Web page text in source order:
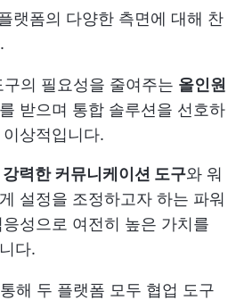
랫폼의 다양한 측면에 대해 찬
구의 필요성을 줄여주는 올인원
받으며 통합 솔루션을 선호하
상적입니다.
강력한 커뮤니케이션 도구와 워
설정을 조정하고자 하는 파워
성으로 여전히 높은 가치를
다.
해 두 플랫폼 모두 협업 도구